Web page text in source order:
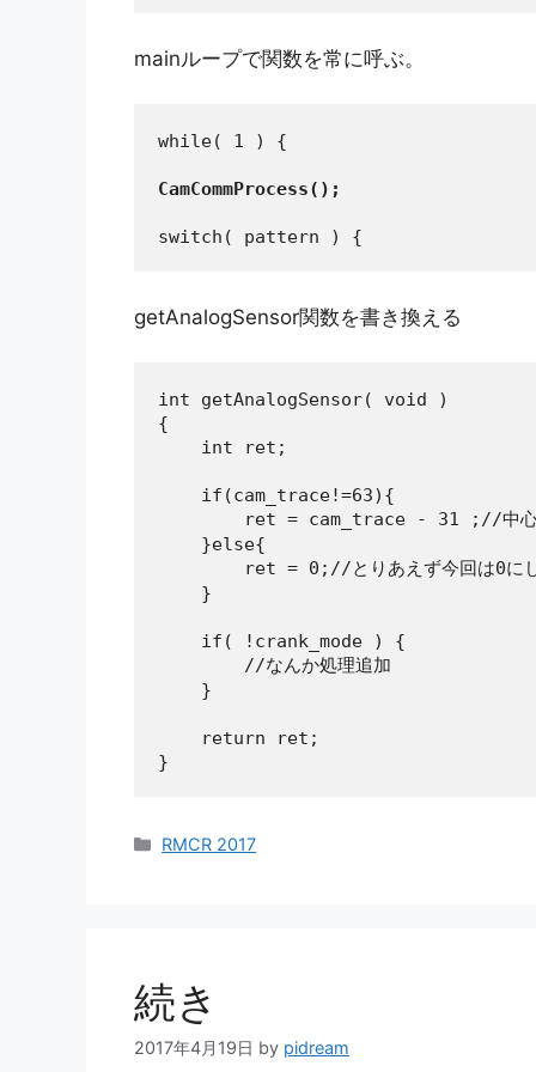
mainループで関数を常に呼ぶ。
while( 1 ) {
CamCommProcess();
switch( pattern ) {
getAnalogSensor関数を書き換える
int getAnalogSensor( void )
{
int ret;
if(cam_trace!=63){
ret = cam_trace - 31 ;//中心が
}else{
ret = 0;//とりあえず今回は0にし
}
if( !crank_mode ) {
//なんか処理追加
}
return ret;
}
カ
RMCR 2017
続き
2017年4月19日 by pidream